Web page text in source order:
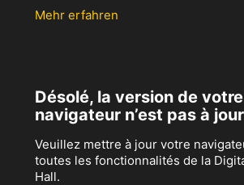
Mehr erfahren
Désolé, la version de votre
navigateur n’est pas à jour
Veuillez mettre à jour votre
toutes les fonctionnalités de la
Hall.